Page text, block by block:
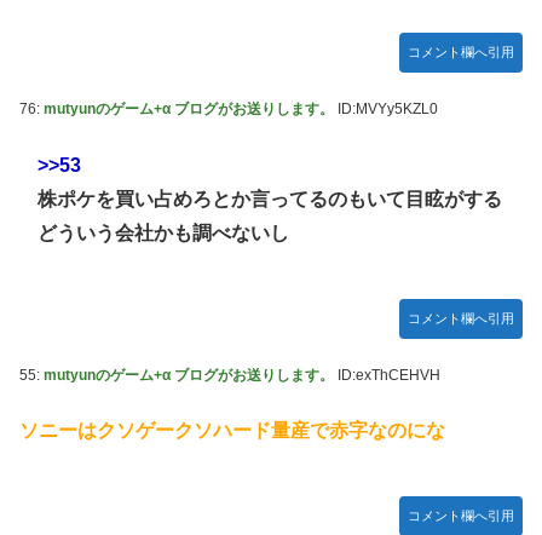
コメント欄へ引用
76: mutyunのゲーム+α ブログがお送りします。 ID:MVYy5KZL0
>>53
株ポケを買い占めろとか言ってるのもいて目眩がする
どういう会社かも調べないし
コメント欄へ引用
55: mutyunのゲーム+α ブログがお送りします。 ID:exThCEHVH
ソニーはクソゲークソハード量産で赤字なのにな
コメント欄へ引用